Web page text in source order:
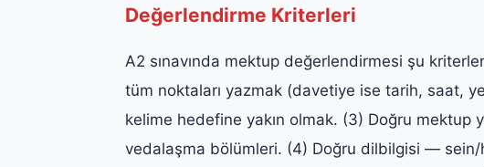
Değerlendirme Kriterleri
A2 sınavında mektup değerlendirmesi şu
tüm noktaları yazmak (davetiye ise tarih, saat,
kelime hedefine yakın olmak. (3) Doğru mektup
vedalaşma bölümleri. (4) Doğru dilbilgisi —